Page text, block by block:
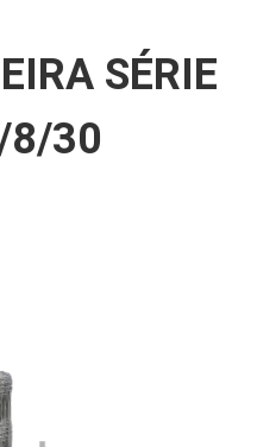
SÉRIE
8/30